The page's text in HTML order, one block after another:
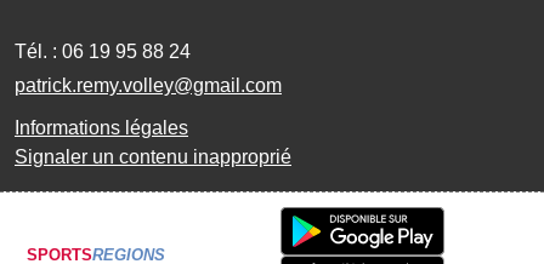
Tél. : 06 19 95 88 24
patrick.remy.volley@gmail.com
Informations légales
Signaler un contenu inapproprié
SPORTSREGIONS